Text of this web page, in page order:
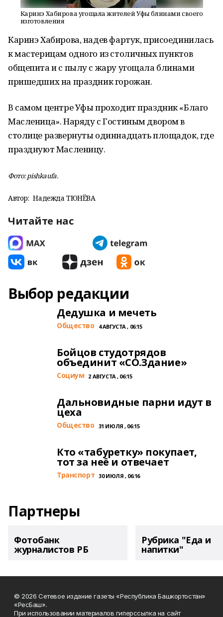
Каринэ Хабирова угощала жителей Уфы блинами своего
изготовления
Каринэ Хабирова, надев фартук, присоединилась
к мастерицам одного из столичных пунктов
общепита и с пылу с жару угощала блинами
пришедших на праздник горожан.
В самом центре Уфы проходит праздник «Благо
Масленица». Наряду с Гостиным двором в
столице развернуты одиннадцать площадок, где
празднуют Масленицу.
Фото: pishkaufa.
Автор: Надежда ТЮНЁВА
Читайте нас
Выбор редакции
Дедушка и мечеть
Общество 4 АВГУСТА , 06:15
Бойцов студотрядов
объединит «СО.Здание»
Cоциум 2 АВГУСТА , 06:15
Дальновидные парни идут в
цеха
Общество 31 ИЮЛЯ , 06:15
Кто «табуретку» покупает,
тот за неё и отвечает
Транспорт 30 ИЮЛЯ , 06:16
Партнеры
Фотобанк
журналистов РБ
Рубрика "Еда и
напитки"
© 2026 Сетевое издание газеты «Республика Башкортостан»
«РесБаш».
При использовании материалов гиперссылка на сайт